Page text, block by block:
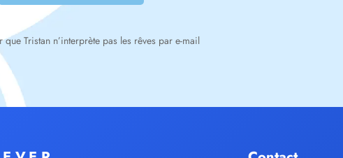
Tristan n’interprète pas les rêves par e-mail